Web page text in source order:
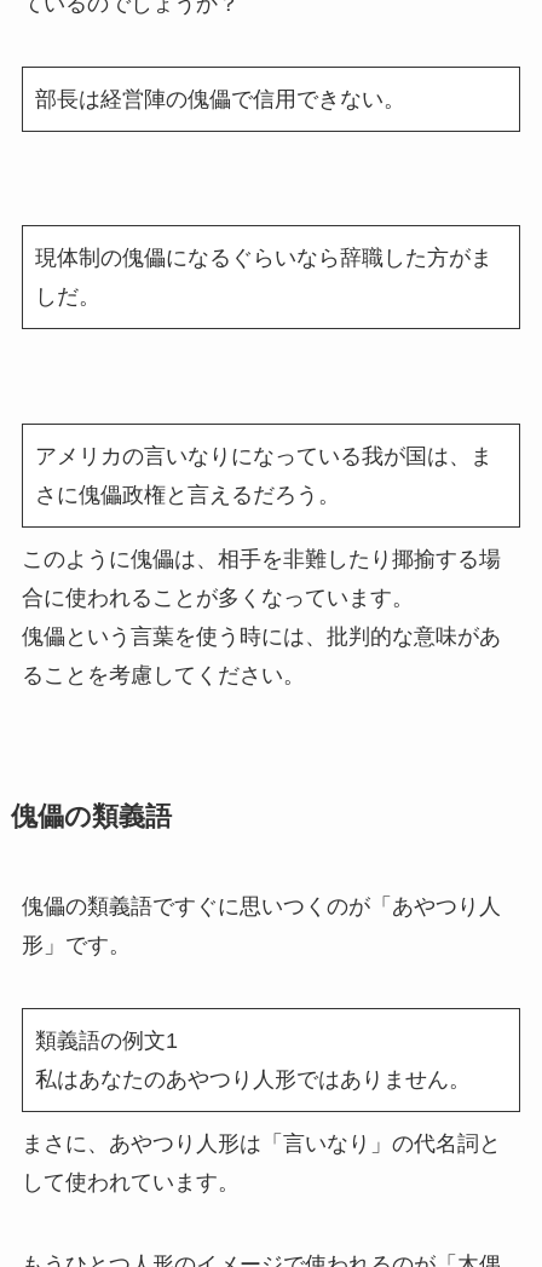
部長は経営陣の傀儡で信用できない。
現体制の傀儡になるぐらいなら辞職した方がま
しだ。
アメリカの言いなりになっている我が国は、ま
さに傀儡政権と言えるだろう。
このように傀儡は、相手を非難したり揶揄する場
合に使われることが多くなっています。
傀儡という言葉を使う時には、批判的な意味があ
ることを考慮してください。
傀儡の類義語
傀儡の類義語ですぐに思いつくのが「あやつり人
形」です。
類義語の例文1
私はあなたのあやつり人形ではありません。
まさに、あやつり人形は「言いなり」の代名詞と
して使われています。